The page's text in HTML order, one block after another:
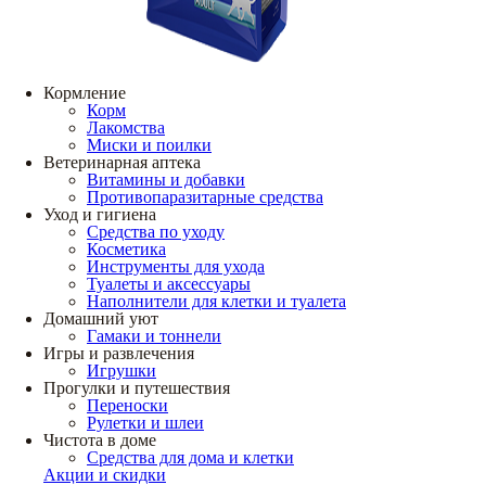
Кормление
Корм
Лакомства
Миски и поилки
Ветеринарная аптека
Витамины и добавки
Противопаразитарные средства
Уход и гигиена
Средства по уходу
Косметика
Инструменты для ухода
Туалеты и аксессуары
Наполнители для клетки и туалета
Домашний уют
Гамаки и тоннели
Игры и развлечения
Игрушки
Прогулки и путешествия
Переноски
Рулетки и шлеи
Чистота в доме
Средства для дома и клетки
Акции и скидки